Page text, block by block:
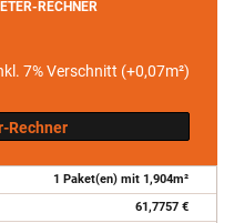
RECHNER
7% Verschnitt (+0,07m²)
Rechner
1 Paket(en) mit 1,904m²
61,7757 €